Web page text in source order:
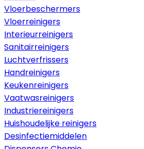
Vloerbeschermers
Vloerreinigers
Interieurreinigers
Sanitairreinigers
Luchtverfrissers
Handreinigers
Keukenreinigers
Vaatwasreinigers
Industriereinigers
Huishoudelijke reinigers
Desinfectiemiddelen